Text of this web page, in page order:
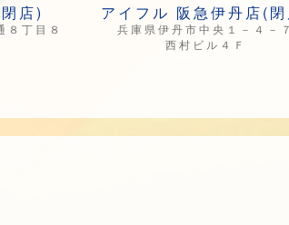
店)
８丁目８
アイフル 阪急伊丹店(閉
兵庫県伊丹市中央１－４－７
西村ビル４Ｆ